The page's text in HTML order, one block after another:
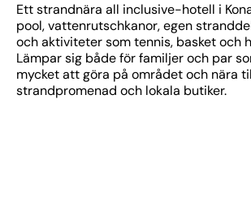
Ett strandnära all inclusive-hotell i
pool, vattenrutschkanor, egen
och aktiviteter som tennis, basket och
Lämpar sig både för familjer och par
mycket att göra på området och nära
strandpromenad och lokala butiker.